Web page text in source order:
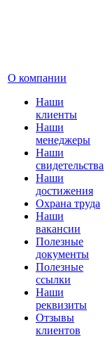
О компании
Наши
клиенты
Наши
менеджеры
Наши
свидетельства
Наши
достижения
Охрана труда
Наши
вакансии
Полезные
документы
Полезные
ссылки
Наши
реквизиты
Отзывы
клиентов